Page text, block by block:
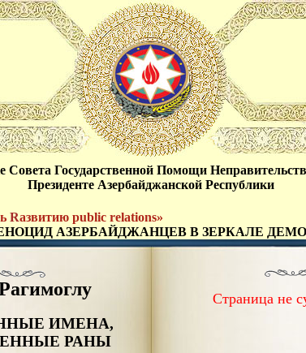
Совета Государственной Помощи
Президенте Азербайджанской Республики
азвитию public relations»
АЗЕРБАЙДЖАНЦЕВ В ЗЕРКАЛЕ
ИМЕНА,
РАНЫ
Страница не